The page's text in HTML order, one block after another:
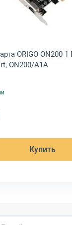
OW300 Wi-Fi
Открыть
ORIGO ON200 1
ON200/A1A
Купить